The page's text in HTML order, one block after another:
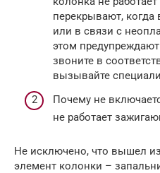
перекрывают, когда
или в связи с
этом
звоните в
вызывайте
Почему не
не работает
Не исключено, что вышел
элемент колонки –